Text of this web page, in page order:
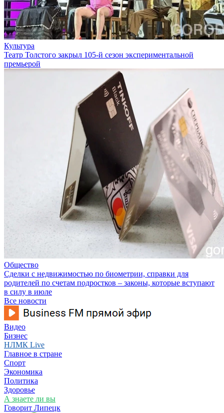
Культура
Театр Толстого закрыл 105-й сезон экспериментальной
премьерой
Общество
Сделки с недвижимостью по биометрии, справки для
родителей по счетам подростков – законы, которые вступают
в силу в июле
Все новости
Видео
Бизнес
НЛМК Live
Главное в стране
Спорт
Экономика
Политика
Здоровье
А знаете ли вы
Говорит Липецк